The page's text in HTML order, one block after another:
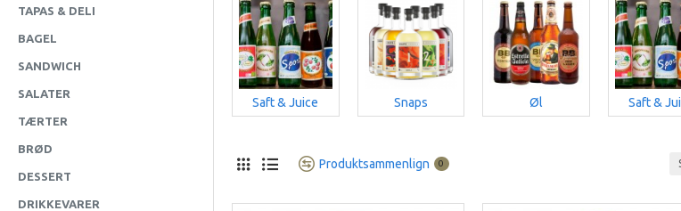
TAPAS & DELI
BAGEL
SANDWICH
SALATER
TÆRTER
BRØD
DESSERT
DRIKKEVARER
Saft & Juice Snaps Øl Saft &
Produktsammenlign 0